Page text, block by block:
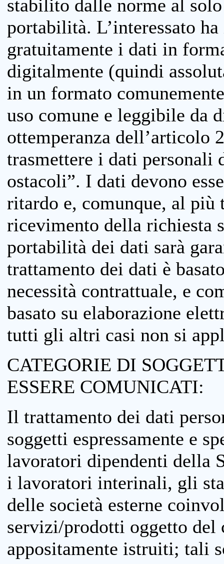
stabilito dalle norme al
portabilità. L’interessato
gratuitamente i dati in
digitalmente (quindi
in un formato
uso comune e leggibile da
ottemperanza dell’articolo
trasmettere i dati personali
ostacoli”. I dati devono
ritardo e, comunque, al più
ricevimento della richiesta
portabilità dei dati sarà
trattamento dei dati è
necessità contrattuale, e
basato su elaborazione
tutti gli altri casi non si
CATEGORIE DI
ESSERE COMUNICATI:
Il trattamento dei dati
soggetti espressamente e
lavoratori dipendenti della
i lavoratori interinali, gli
delle società esterne
servizi/prodotti oggetto
appositamente istruiti; tali